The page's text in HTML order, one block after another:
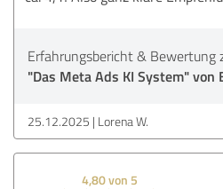
Erfahrungsbericht & Bewertung
"Das Meta Ads KI System" von
25.12.2025 Lorena W.
4,80 von 5